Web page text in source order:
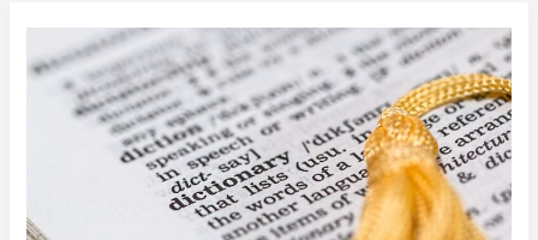
wereld
van
Antilliaanse
scheldwoorden
uitgelegd